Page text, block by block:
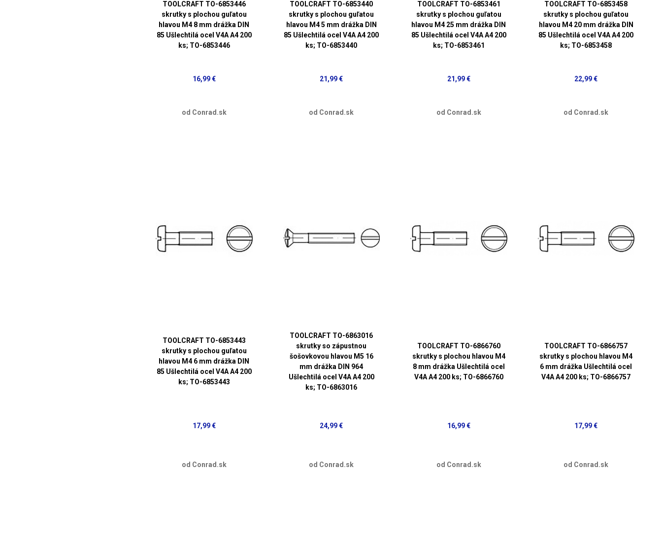
TOOLCRAFT TO-6853446
skrutky s plochou guľatou
hlavou M4 8 mm drážka DIN
85 Ušlechtilá ocel V4A A4 200
ks; TO-6853446
16,99 €
od Conrad.sk
TOOLCRAFT TO-6853440
skrutky s plochou guľatou
hlavou M4 5 mm drážka DIN
85 Ušlechtilá ocel V4A A4 200
ks; TO-6853440
21,99 €
od Conrad.sk
TOOLCRAFT TO-6853461
skrutky s plochou guľatou
hlavou M4 25 mm drážka DIN
85 Ušlechtilá ocel V4A A4 200
ks; TO-6853461
21,99 €
od Conrad.sk
TOOLCRAFT TO-6853458
skrutky s plochou guľatou
hlavou M4 20 mm drážka DIN
85 Ušlechtilá ocel V4A A4 200
ks; TO-6853458
22,99 €
od Conrad.sk
TOOLCRAFT TO-6853443
skrutky s plochou guľatou
hlavou M4 6 mm drážka DIN
85 Ušlechtilá ocel V4A A4 200
ks; TO-6853443
17,99 €
od Conrad.sk
TOOLCRAFT TO-6863016
skrutky so zápustnou
šošovkovou hlavou M5 16
mm drážka DIN 964
Ušlechtilá ocel V4A A4 200
ks; TO-6863016
24,99 €
od Conrad.sk
TOOLCRAFT TO-6866760
skrutky s plochou hlavou M4
8 mm drážka Ušlechtilá ocel
V4A A4 200 ks; TO-6866760
16,99 €
od Conrad.sk
TOOLCRAFT TO-6866757
skrutky s plochou hlavou M4
6 mm drážka Ušlechtilá ocel
V4A A4 200 ks; TO-6866757
17,99 €
od Conrad.sk